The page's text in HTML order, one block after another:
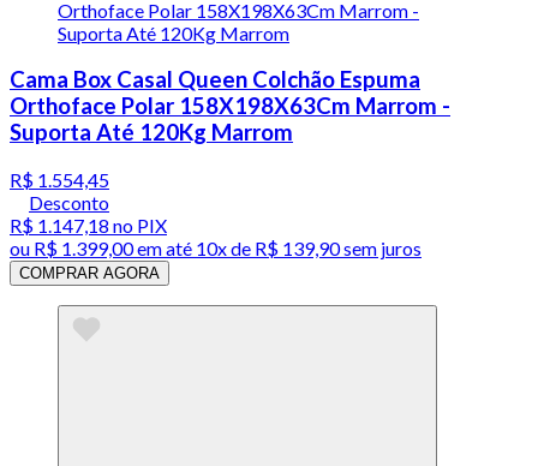
Cama Box Casal Queen Colchão Espuma
Orthoface Polar 158X198X63Cm Marrom -
Suporta Até 120Kg Marrom
R$ 1.554,45
Desconto
R$ 1.147,18 no PIX
ou R$ 1.399,00em até 10x de R$ 139,90 sem juros
COMPRAR AGORA